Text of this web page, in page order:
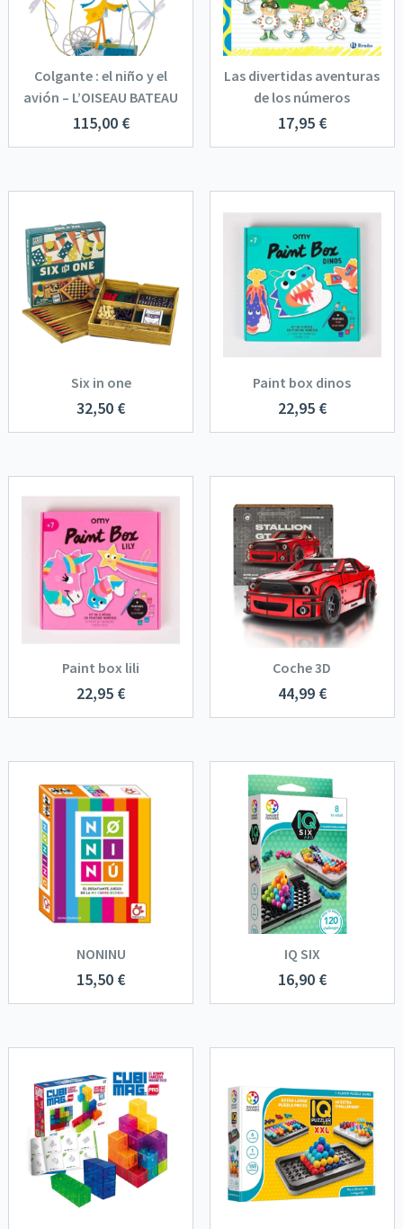
Colgante : el niño y el
avión – L’OISEAU BATEAU
115,00 €
Las divertidas aventuras
de los números
17,95 €
Six in one
32,50 €
Paint box dinos
22,95 €
Paint box lili
22,95 €
Coche 3D
44,99 €
NONINU
15,50 €
IQ SIX
16,90 €